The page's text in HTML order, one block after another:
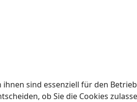
sind essenziell für den
ob Sie die Cookies